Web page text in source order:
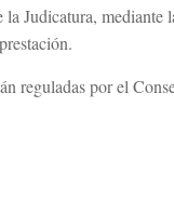
la Judicatura, mediante
reguladas por el